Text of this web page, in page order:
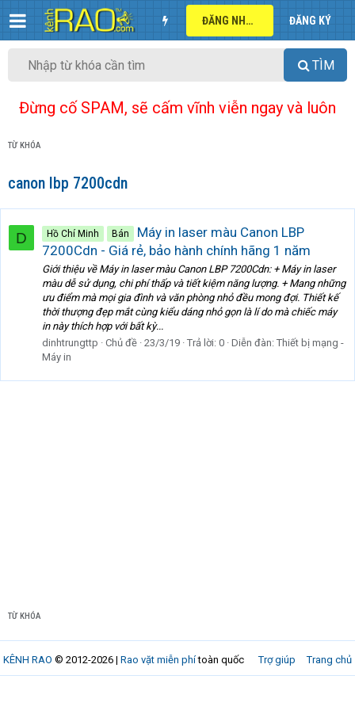
ĐĂNG NHẬP ĐĂNG KÝ
TÌM
Đừng cố SPAM, sẽ cấm vĩnh viễn ngay và luôn
TỪ KHÓA
canon lbp 7200cdn
D Hồ Chí Minh Bán
Máy in laser màu Canon LBP
7200Cdn - Giá rẻ, bảo hành chính hãng 1 năm
Giới thiệu về Máy in laser màu Canon LBP 7200Cdn: + Máy in laser
màu dễ sử dụng, chi phí thấp và tiết kiệm năng lượng. + Mang những
ưu điểm mà mọi gia đình và văn phòng nhỏ đều mong đợi. Thiết kế
thời thượng đẹp mắt cùng kiểu dáng nhỏ gọn là lí do mà chiếc máy
in này thích hợp với bất kỳ...
dinhtrungttp
Chủ đề 23/3/19 Trả lời: 0 Diễn đàn: Thiết bị mạng -
Máy in
TỪ KHÓA
Trợ giúp Trang chủ
KÊNH RAO © 2012-2026 | Rao vặt miễn phítoàn quốc